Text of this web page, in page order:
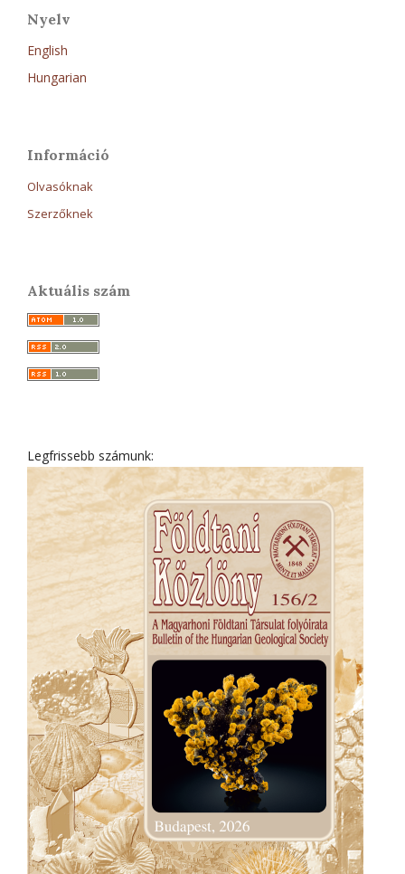
Nyelv
English
Hungarian
Információ
Olvasóknak
Szerzőknek
Aktuális szám
Legfrissebb számunk: